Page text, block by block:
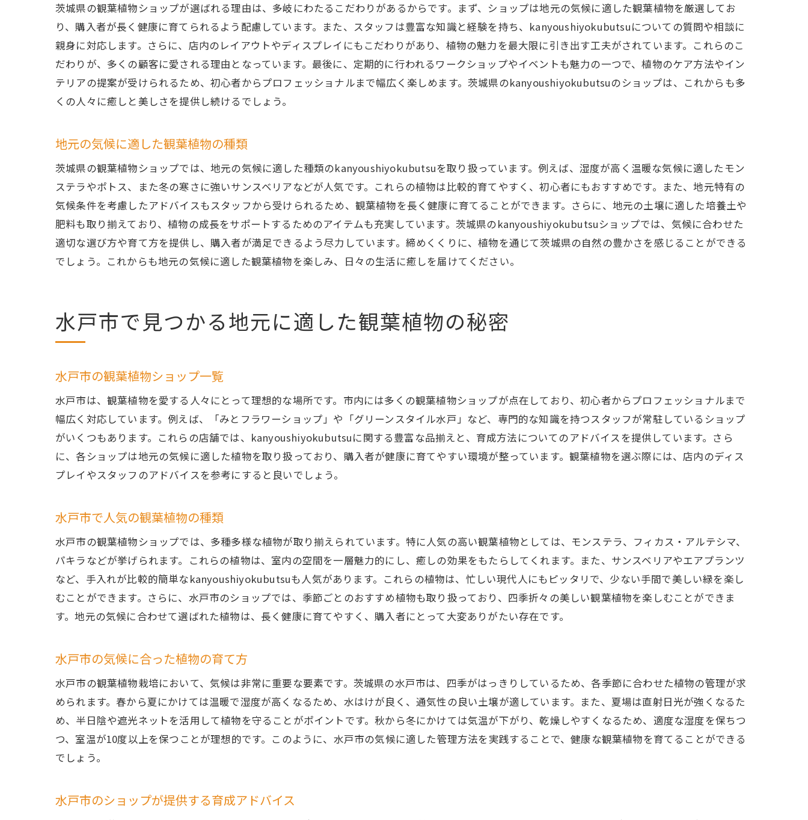
地元の気候を考慮した観葉植物の選び方
観葉植物の季節ごとの手入れ方法
プロも納得茨城県で見つけるベストな観葉植物ショップ
プロが推薦する観葉植物ショップ
ベストショップの選び方とポイント
観葉植物の品質とショップのこだわり
茨城県でプロに愛されるショップの理由
長く楽しむための観葉植物の選び方茨城県のショップが提供するアドバイス
観葉植物を長く楽しむための選び方
ショップが教える健康な観葉植物の見分け方
長く楽しむための手入れ方法
ショップで教わる観葉植物の育成ポイント
茨城県の観葉植物ショップが選ばれる理由は、多岐にわたるこだわりがあるからです。まず、ショップは地元の気候に適した観葉植物を厳選してお
り、購入者が長く健康に育てられるよう配慮しています。また、スタッフは豊富な知識と経験を持ち、kanyoushiyokubutsuについての質問や相談に
親身に対応します。さらに、店内のレイアウトやディスプレイにもこだわりがあり、植物の魅力を最大限に引き出す工夫がされています。これらのこ
だわりが、多くの顧客に愛される理由となっています。最後に、定期的に行われるワークショップやイベントも魅力の一つで、植物のケア方法やイン
テリアの提案が受けられるため、初心者からプロフェッショナルまで幅広く楽しめます。茨城県のkanyoushiyokubutsuのショップは、これからも多
くの人々に癒しと美しさを提供し続けるでしょう。
地元の気候に適した観葉植物の種類
茨城県の観葉植物ショップでは、地元の気候に適した種類のkanyoushiyokubutsuを取り扱っています。例えば、湿度が高く温暖な気候に適したモン
ステラやポトス、また冬の寒さに強いサンスベリアなどが人気です。これらの植物は比較的育てやすく、初心者にもおすすめです。また、地元特有の
気候条件を考慮したアドバイスもスタッフから受けられるため、観葉植物を長く健康に育てることができます。さらに、地元の土壌に適した培養土や
肥料も取り揃えており、植物の成長をサポートするためのアイテムも充実しています。茨城県のkanyoushiyokubutsuショップでは、気候に合わせた
適切な選び方や育て方を提供し、購入者が満足できるよう尽力しています。締めくくりに、植物を通じて茨城県の自然の豊かさを感じることができる
でしょう。これからも地元の気候に適した観葉植物を楽しみ、日々の生活に癒しを届けてください。
水戸市で見つかる地元に適した観葉植物の秘密
水戸市の観葉植物ショップ一覧
水戸市は、観葉植物を愛する人々にとって理想的な場所です。市内には多くの観葉植物ショップが点在しており、初心者からプロフェッショナルまで
幅広く対応しています。例えば、「みとフラワーショップ」や「グリーンスタイル水戸」など、専門的な知識を持つスタッフが常駐しているショップ
がいくつもあります。これらの店舗では、kanyoushiyokubutsuに関する豊富な品揃えと、育成方法についてのアドバイスを提供しています。さら
に、各ショップは地元の気候に適した植物を取り扱っており、購入者が健康に育てやすい環境が整っています。観葉植物を選ぶ際には、店内のディス
プレイやスタッフのアドバイスを参考にすると良いでしょう。
水戸市で人気の観葉植物の種類
水戸市の観葉植物ショップでは、多種多様な植物が取り揃えられています。特に人気の高い観葉植物としては、モンステラ、フィカス・アルテシマ、
パキラなどが挙げられます。これらの植物は、室内の空間を一層魅力的にし、癒しの効果をもたらしてくれます。また、サンスベリアやエアプランツ
など、手入れが比較的簡単なkanyoushiyokubutsuも人気があります。これらの植物は、忙しい現代人にもピッタリで、少ない手間で美しい緑を楽し
むことができます。さらに、水戸市のショップでは、季節ごとのおすすめ植物も取り扱っており、四季折々の美しい観葉植物を楽しむことができま
す。地元の気候に合わせて選ばれた植物は、長く健康に育てやすく、購入者にとって大変ありがたい存在です。
水戸市の気候に合った植物の育て方
水戸市の観葉植物栽培において、気候は非常に重要な要素です。茨城県の水戸市は、四季がはっきりしているため、各季節に合わせた植物の管理が求
められます。春から夏にかけては温暖で湿度が高くなるため、水はけが良く、通気性の良い土壌が適しています。また、夏場は直射日光が強くなるた
め、半日陰や遮光ネットを活用して植物を守ることがポイントです。秋から冬にかけては気温が下がり、乾燥しやすくなるため、適度な湿度を保ちつ
つ、室温が10度以上を保つことが理想的です。このように、水戸市の気候に適した管理方法を実践することで、健康な観葉植物を育てることができる
でしょう。
水戸市のショップが提供する育成アドバイス